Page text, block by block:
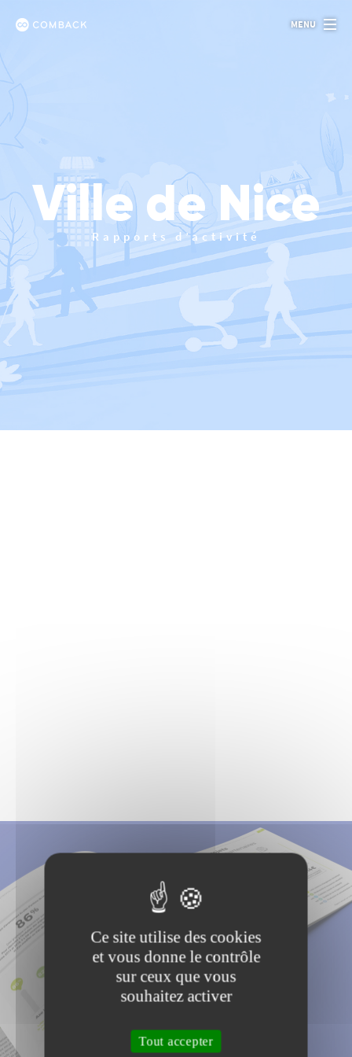
MENU
Ville de Nice
Rapports d’activité
Client
La ville de Nice, 5e ville de France, 2e pôle touristique français,
est la capitale de la métropole Nice Côte d’Azur.
Contexte
Ce site utilise des cookies
et vous donne le contrôle
sur ceux que vous
souhaitez activer
Tout accepter